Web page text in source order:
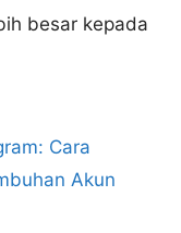
besar kepada
Cara
Akun